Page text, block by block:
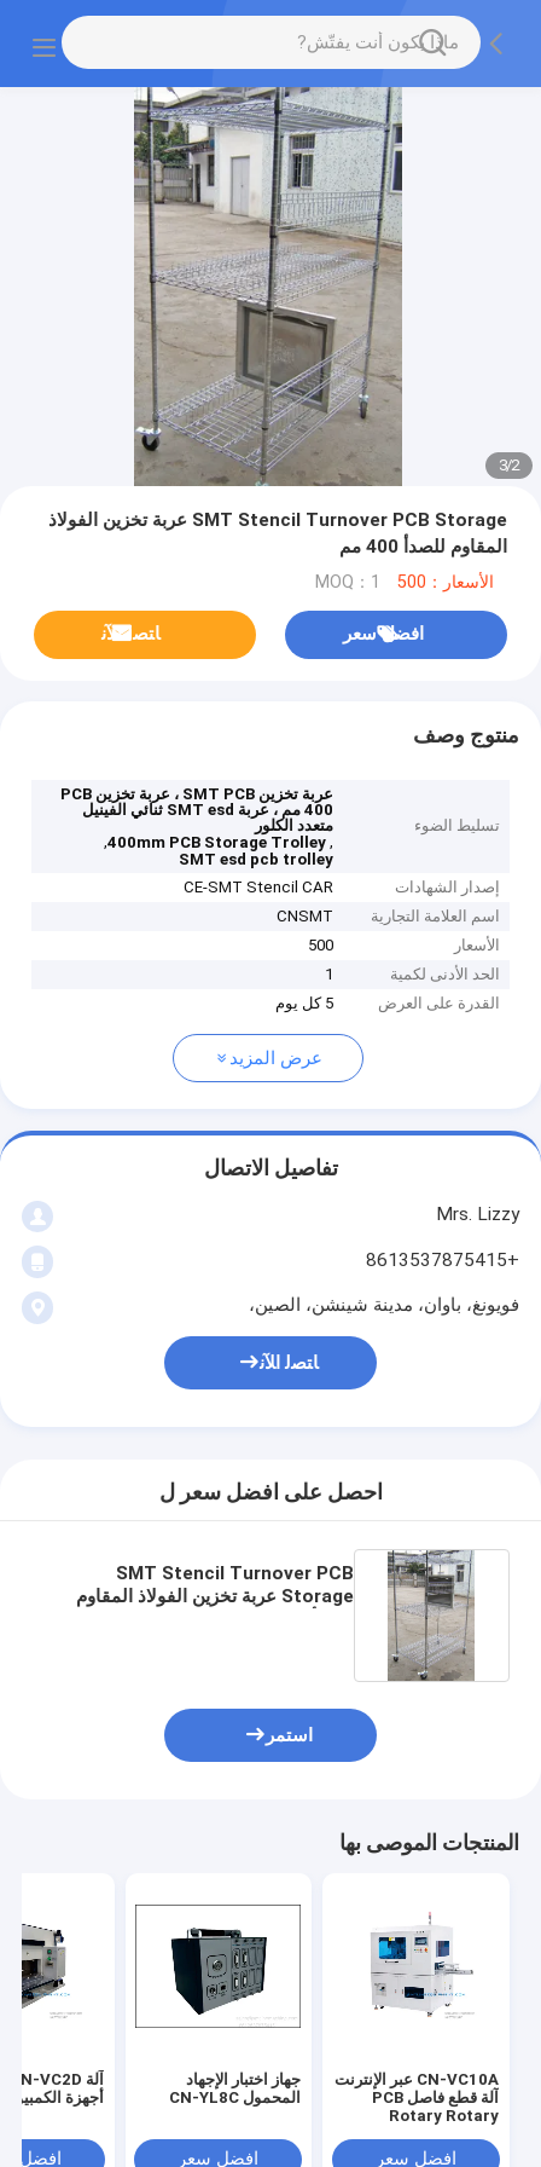
2
/
3
SMT Stencil Turnover PCB Storage عربة تخزين الفولاذ
المقاوم للصدأ 400 مم
الأسعار：500 MOQ：1
افضل سعر ﺎﺘﺼﻟ ﺍﻶﻧ
منتوج وصف
تسليط الضوء
عربة تخزين SMT PCB ، عربة تخزين PCB
400 مم ، عربة SMT esd ثنائي الفينيل
متعدد الكلور
,
400mm PCB Storage Trolley
,
SMT esd pcb trolley
إصدار الشهادات
CE-SMT Stencil CAR
اسم العلامة التجارية
CNSMT
الأسعار
500
الحد الأدنى لكمية
1
القدرة على العرض
5 كل يوم
عرض المزيد
تفاصيل الاتصال
Mrs. Lizzy
+8613537875415
فويونغ، باوان، مدينة شينشن، الصين،
ﺎﺘﺼﻟ ﺍﻶﻧ
احصل على افضل سعر ل
SMT Stencil Turnover PCB
Storage عربة تخزين الفولاذ المقاوم
استمر
المنتجات الموصى بها
CN-VC10A عبر الإنترنت
آلة قطع فاصل PCB
Rotary Rotary
افضل سعر
جهاز اختبار الإجهاد
المحمول CN-YL8C
افضل سعر
أجهزة الكمبيوتر
افضل